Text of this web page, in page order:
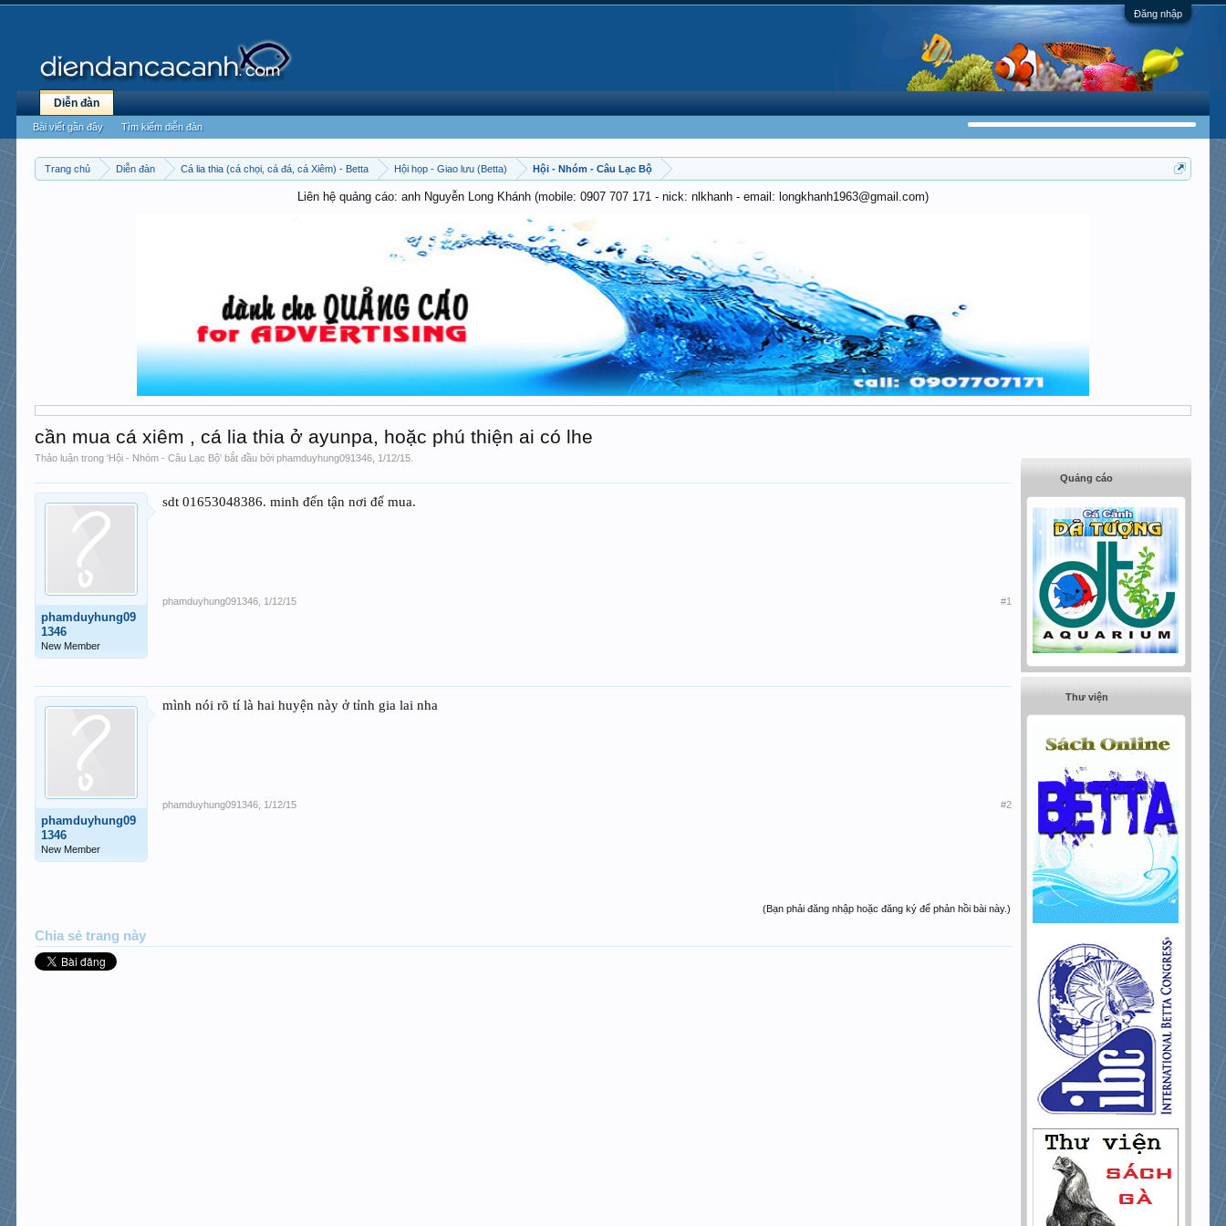
Đăng nhập
Trang chủ Diễn đàn Cá lia thia (cá chọi, cá đá, cá Xiêm) - Betta Hội họp - Giao lưu (Betta) Hội - Nhóm - Câu Lạc Bộ
Liên hệ quảng cáo: anh Nguyễn Long Khánh (mobile: 0907 707 171 - nick: nlkhanh - email: longkhanh1963@gmail.com)
cần mua cá xiêm , cá lia thia ở ayunpa, hoặc phú thiện ai có lhe
Thảo luận trong 'Hội - Nhóm - Câu Lạc Bộ' bắt đầu bởiphamduyhung091346 1/12/15
phamduyhung09
1346
New Member
sdt 01653048386. minh đến tận nơi để mua.
phamduyhung091346 1/12/15 #1
phamduyhung09
1346
New Member
mình nói rõ tí là hai huyện này ở tỉnh gia lai nha
phamduyhung091346 1/12/15 #2
(Bạn phải đăng nhập hoặc đăng ký để phản hồi bài này.)
Chia sẻ trang này
Quảng cáo
Thư viện
Diễn đàn
Bài viết gần đây Tìm kiếm diễn đàn